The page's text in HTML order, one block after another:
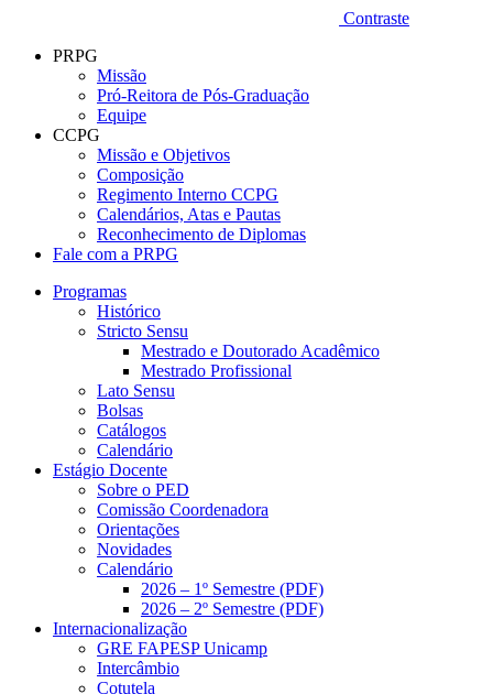
Contraste
PRPG
Missão
Pró-Reitora de Pós-Graduação
Equipe
CCPG
Missão e Objetivos
Composição
Regimento Interno CCPG
Calendários, Atas e Pautas
Reconhecimento de Diplomas
Fale com a PRPG
Programas
Histórico
Stricto Sensu
Mestrado e Doutorado Acadêmico
Mestrado Profissional
Lato Sensu
Bolsas
Catálogos
Calendário
Estágio Docente
Sobre o PED
Comissão Coordenadora
Orientações
Novidades
Calendário
2026 – 1º Semestre (PDF)
2026 – 2º Semestre (PDF)
Internacionalização
GRE FAPESP Unicamp
Intercâmbio
Cotutela